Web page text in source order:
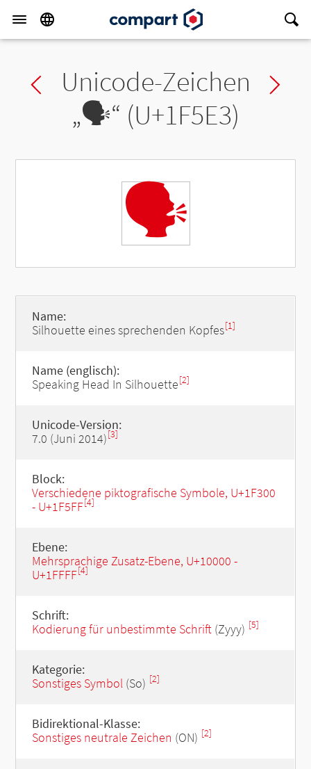
Previous char
Unicode-Zeichen
„🗣“ (U+1F5E3)
🗣
Name:
Silhouette eines sprechenden Kopfes[1]
Name (englisch):
Speaking Head In Silhouette[2]
Unicode-Version:
7.0 (Juni 2014)[3]
Block:
Verschiedene piktografische Symbole, U+1F300
- U+1F5FF[4]
Ebene:
Mehrsprachige Zusatz-Ebene, U+10000 -
U+1FFFF[4]
Schrift:
Kodierung für unbestimmte Schrift(Zyyy) [5]
Kategorie:
Sonstiges Symbol(So) [2]
Bidirektional-Klasse:
Sonstiges neutrale Zeichen (ON) [2]